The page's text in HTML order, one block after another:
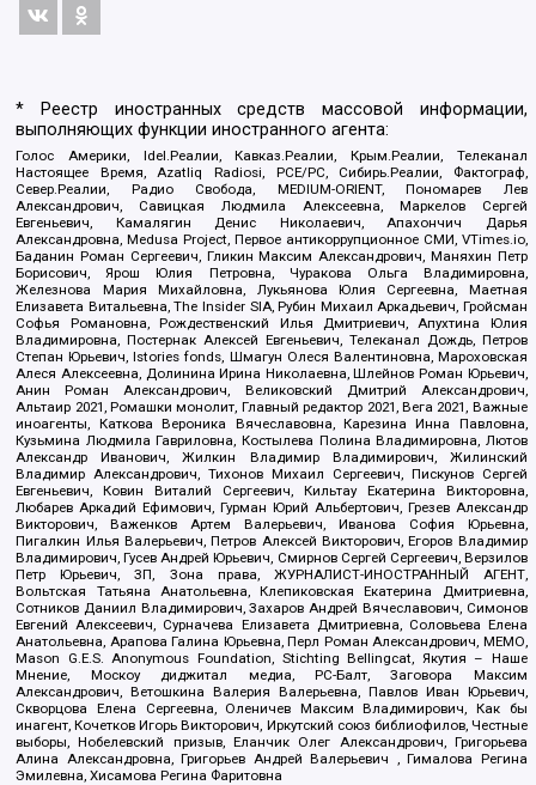
* Реестр иностранных средств массовой информации,
выполняющих функции иностранного агента:
Голос Америки, Idel.Реалии, Кавказ.Реалии, Крым.Реалии, Телеканал
Настоящее Время, Azatliq Radiosi, PCE/PC, Сибирь.Реалии, Фактограф,
Север.Реалии, Радио Свобода, MEDIUM-ORIENT, Пономарев Лев
Александрович, Савицкая Людмила Алексеевна, Маркелов Сергей
Евгеньевич, Камалягин Денис Николаевич, Апахончич Дарья
Александровна, Medusa Project, Первое антикоррупционное СМИ, VTimes.io,
Баданин Роман Сергеевич, Гликин Максим Александрович, Маняхин Петр
Борисович, Ярош Юлия Петровна, Чуракова Ольга Владимировна,
Железнова Мария Михайловна, Лукьянова Юлия Сергеевна, Маетная
Елизавета Витальевна, The Insider SIA, Рубин Михаил Аркадьевич, Гройсман
Софья Романовна, Рождественский Илья Дмитриевич, Апухтина Юлия
Владимировна, Постернак Алексей Евгеньевич, Телеканал Дождь, Петров
Степан Юрьевич, Istories fonds, Шмагун Олеся Валентиновна, Мароховская
Алеся Алексеевна, Долинина Ирина Николаевна, Шлейнов Роман Юрьевич,
Анин Роман Александрович, Великовский Дмитрий Александрович,
Альтаир 2021, Ромашки монолит, Главный редактор 2021, Вега 2021, Важные
иноагенты, Каткова Вероника Вячеславовна, Карезина Инна Павловна,
Кузьмина Людмила Гавриловна, Костылева Полина Владимировна, Лютов
Александр Иванович, Жилкин Владимир Владимирович, Жилинский
Владимир Александрович, Тихонов Михаил Сергеевич, Пискунов Сергей
Евгеньевич, Ковин Виталий Сергеевич, Кильтау Екатерина Викторовна,
Любарев Аркадий Ефимович, Гурман Юрий Альбертович, Грезев Александр
Викторович, Важенков Артем Валерьевич, Иванова София Юрьевна,
Пигалкин Илья Валерьевич, Петров Алексей Викторович, Егоров Владимир
Владимирович, Гусев Андрей Юрьевич, Смирнов Сергей Сергеевич, Верзилов
Петр Юрьевич, ЗП, Зона права, ЖУРНАЛИСТ-ИНОСТРАННЫЙ АГЕНТ,
Вольтская Татьяна Анатольевна, Клепиковская Екатерина Дмитриевна,
Сотников Даниил Владимирович, Захаров Андрей Вячеславович, Симонов
Евгений Алексеевич, Сурначева Елизавета Дмитриевна, Соловьева Елена
Анатольевна, Арапова Галина Юрьевна, Перл Роман Александрович, МЕМО,
Mason G.E.S. Anonymous Foundation, Stichting Bellingcat, Якутия – Наше
Мнение, Москоу диджитал медиа, РС-Балт, Заговора Максим
Александрович, Ветошкина Валерия Валерьевна, Павлов Иван Юрьевич,
Скворцова Елена Сергеевна, Оленичев Максим Владимирович, Как бы
инагент, Кочетков Игорь Викторович, Иркутский союз библиофилов, Честные
выборы, Нобелевский призыв, Еланчик Олег Александрович, Григорьева
Алина Александровна, Григорьев Андрей Валерьевич , Гималова Регина
Эмилевна, Хисамова Регина Фаритовна